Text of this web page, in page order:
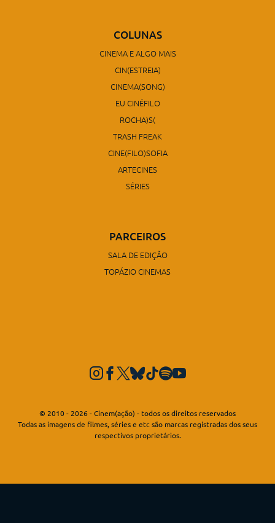
COLUNAS
CINEMA E ALGO MAIS
CIN(ESTREIA)
CINEMA(SONG)
EU CINÉFILO
ROCHA)S(
TRASH FREAK
CINE(FILO)SOFIA
ARTECINES
SÉRIES
PARCEIROS
SALA DE EDIÇÃO
TOPÁZIO CINEMAS
© 2010 - 2026 - Cinem(ação) - todos os direitos reservados
Todas as imagens de filmes, séries e etc são marcas registradas dos seus
respectivos proprietários.